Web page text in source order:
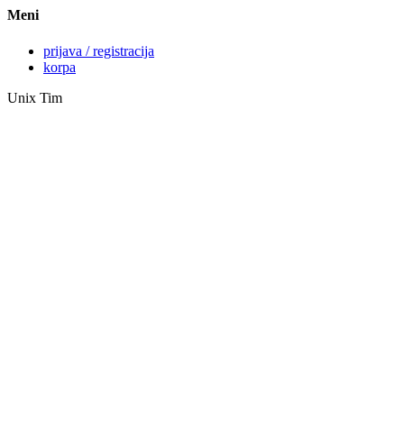
Meni
prijava / registracija
korpa
Unix Tim